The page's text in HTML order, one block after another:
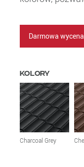
Darmowa wycena
Kolory
Charcoal Grey